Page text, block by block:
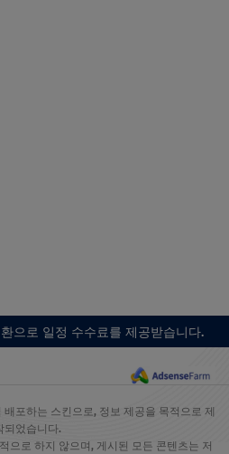
으로 일정 수수료를 제공받습니다.
포하는 스킨으로, 정보 제공을 목적으로 제
되었습니다.
으로 하지 않으며, 게시된 모든 콘텐츠는 저